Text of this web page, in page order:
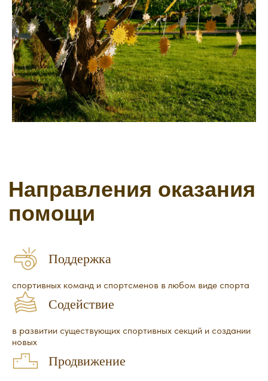
Поддержка
спортивных команд и спортсменов в любом виде спорта
Содействие
в развитии существующих спортивных секций и создании
новых
Продвижение